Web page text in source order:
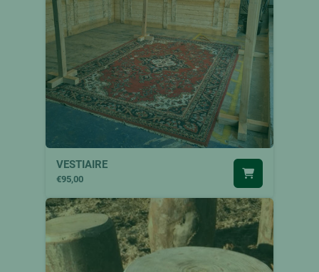
VESTIAIRE
€95,00